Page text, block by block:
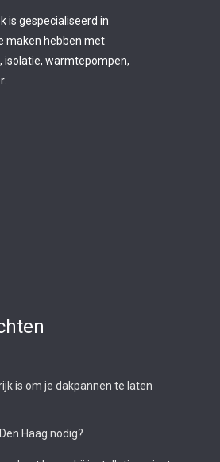
is gespecialiseerd in
maken hebben met
isolatie, warmtepompen,
is om je dakpannen te laten
Haag nodig?